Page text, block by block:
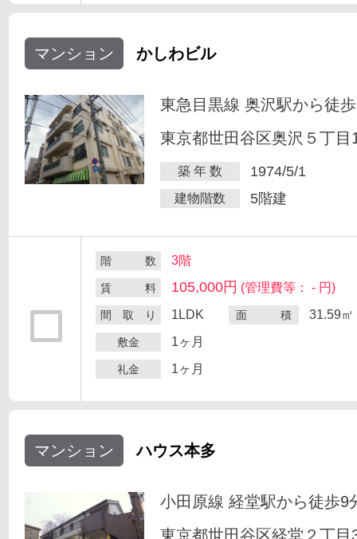
マンション かしわビル
東急目黒線 奥沢駅から徒
東京都世田谷区奥沢５丁目
築 年 数 1974/5/1
建物階数 5階建
階 数 3階
賃 料 105,000円 (管理費等： - 円)
間 取 り 1LDK 面 積 31.59㎡
敷金 1ヶ月
礼金 1ヶ月
マンション ハウス本多
小田原線 経堂駅から徒歩9
東京都世田谷区経堂２丁目